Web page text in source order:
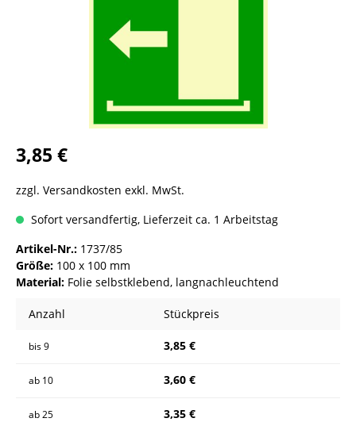
3,85 €
zzgl. Versandkosten exkl. MwSt.
Sofort versandfertig, Lieferzeit ca. 1 Arbeitstag
Artikel-Nr.: 1737/85
Größe: 100 x 100 mm
Material: Folie selbstklebend, langnachleuchtend
Anzahl Stückpreis
bis9 3,85 €
ab 10 3,60 €
ab25 3,35 €